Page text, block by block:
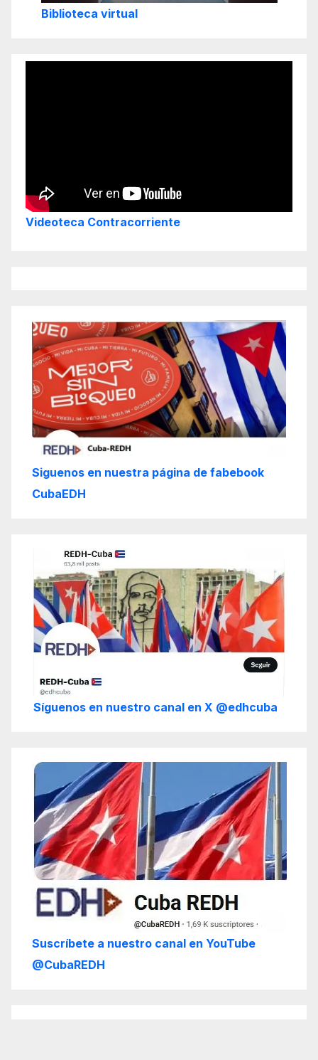
Biblioteca virtual
Videoteca Contracorriente
Siguenos en nuestra página de fabebook
CubaEDH
Síguenos en nuestro canal en X @edhcuba
Suscríbete a nuestro canal en YouTube
@CubaREDH